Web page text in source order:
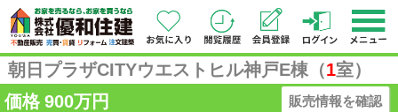
朝日プラザCITYウエストヒル神戸E棟（1室）
価格 900万円 販売情報を確認